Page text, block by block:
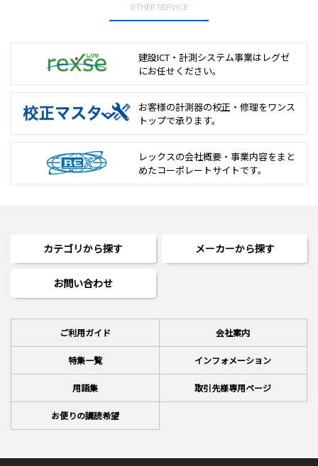
OTHER SERVICE
建設ICT・計測システム事業は レグゼ
にお任せください。
お客様の計測器の校正・修理をワンス
トップで承ります。
レックスの会社概要・事業内容をまと
めたコーポレートサイトです。
カテゴリから探す メーカーから探す
お問い合わせ
ご利用ガイド 会社案内
特集一覧 インフォメーション
用語集 取引先様専用ページ
お便りの講読希望